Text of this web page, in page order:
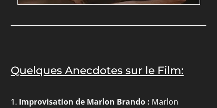
Quelques Anecdotes sur le Film:
Improvisation de Marlon Brando : Marlon